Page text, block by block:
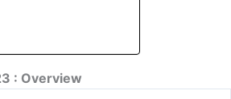
: Overview